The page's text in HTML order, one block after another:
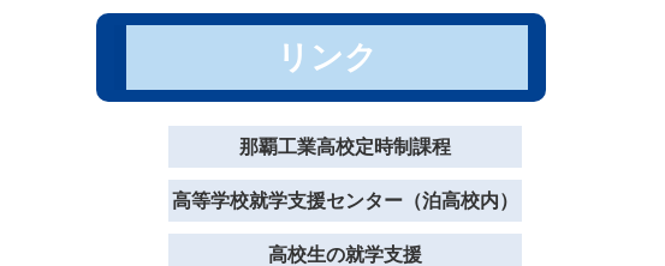
リンク
那覇工業高校定時制課程
高等学校就学支援センター（泊高校内）
高校生の就学支援